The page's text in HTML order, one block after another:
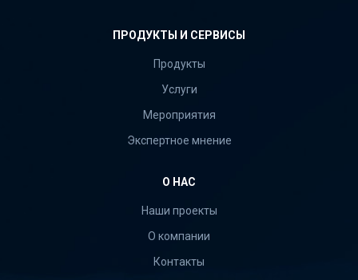
ПРОДУКТЫ И СЕРВИСЫ
Продукты
Услуги
Мероприятия
Экспертное мнение
О НАС
Наши проекты
О компании
Контакты